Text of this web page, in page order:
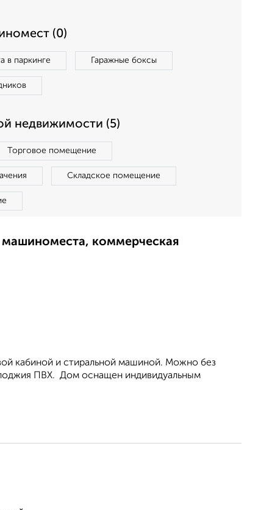
(0)
в паркинге Гаражные боксы
недвижимости (5)
Торговое помещение
Складское помещение
коммерческая
кабиной и стиральной машиной. Можно без
лоджия ПВХ. Дом oснaщeн индивидуальным